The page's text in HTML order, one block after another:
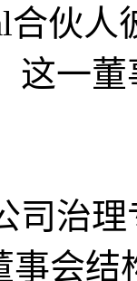
合伙人
这一
司治
事会